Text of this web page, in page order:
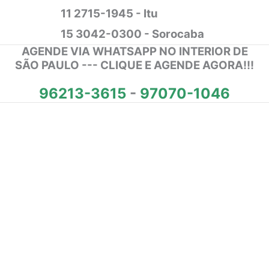
11 2715-1945 - Itu
15 3042-0300 - Sorocaba
AGENDE VIA WHATSAPP NO INTERIOR DE
SÃO PAULO --- CLIQUE E AGENDE AGORA!!!
96213-3615 - 97070-1046